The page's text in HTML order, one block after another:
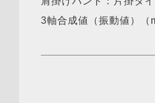
3軸合成値（振動値）（